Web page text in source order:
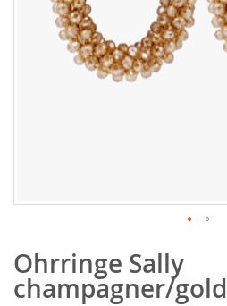
Anfang
der
Bildgalerie
Ohrringe Sally
champagner/gold